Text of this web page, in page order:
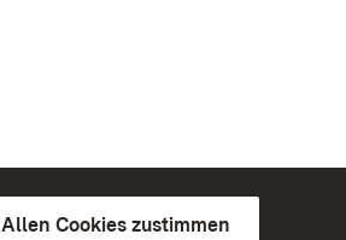
Allen Cookies zustimmen